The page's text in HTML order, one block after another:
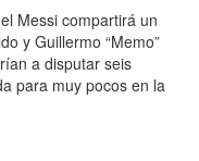
Messi compartirá un
y Guillermo “Memo”
a disputar seis
para muy pocos en la